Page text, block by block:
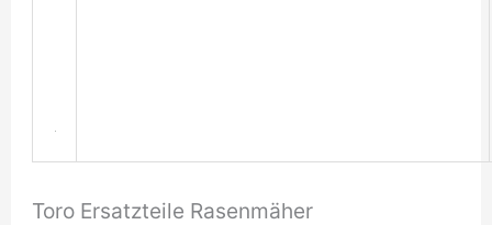
Toro Ersatzteile Rasenmäher